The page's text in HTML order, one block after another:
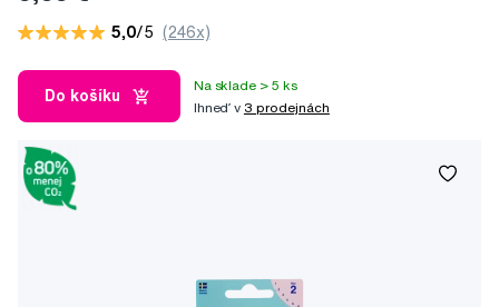
5,0/5 (246x)
Do košíku
Na sklade > 5 ks
Ihneď v 3 prodejnách